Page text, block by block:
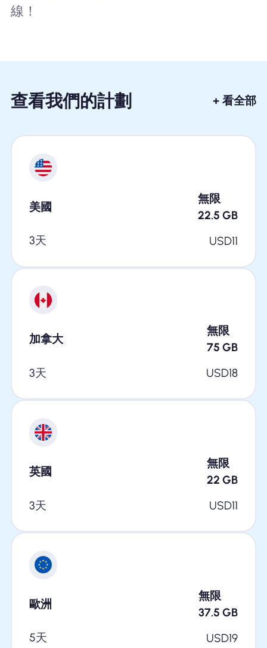
線！
查看我們的計劃 + 看全部
美國
無限
22.5 GB
3天
USD11
加拿大
無限
75 GB
3天
USD18
英國
無限
22 GB
3天
USD11
歐洲
無限
37.5 GB
5天
USD19